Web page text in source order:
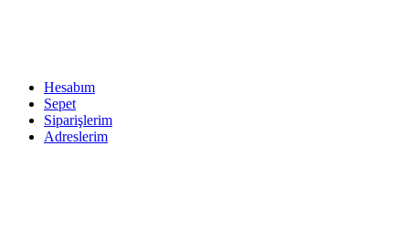
Hesabım
Sepet
Siparişlerim
Adreslerim